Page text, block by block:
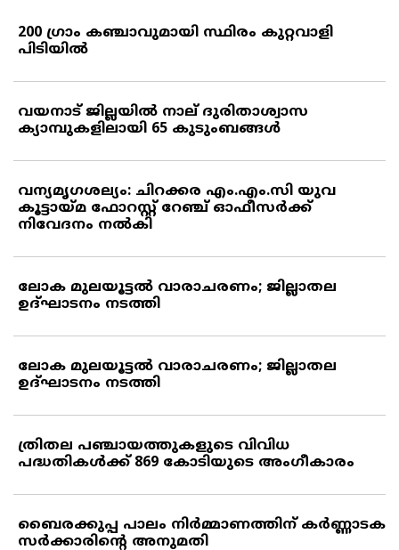
200 ഗ്രാം കഞ്ചാവുമായി സ്ഥിരം കുറ്റവാളി
പിടിയില്‍
വയനാട് ജില്ലയില്‍ നാല് ദുരിതാശ്വാസ
ക്യാമ്പുകളിലായി 65 കുടുംബങ്ങള്‍
വന്യമൃഗശല്യം: ചിറക്കര എം.എം.സി യുവ
കൂട്ടായ്മ ഫോറസ്റ്റ് റേഞ്ച് ഓഫീസര്‍ക്ക്
നിവേദനം നല്‍കി
ലോക മുലയൂട്ടല്‍ വാരാചരണം; ജില്ലാതല
ഉദ്ഘാടനം നടത്തി
ലോക മുലയൂട്ടല്‍ വാരാചരണം; ജില്ലാതല
ഉദ്ഘാടനം നടത്തി
ത്രിതല പഞ്ചായത്തുകളുടെ വിവിധ
പദ്ധതികള്‍ക്ക് 869 കോടിയുടെ അംഗീകാരം
ബൈരക്കുപ്പ പാലം നിര്‍മ്മാണത്തിന് കര്‍ണ്ണാടക
സര്‍ക്കാരിന്റെ അനുമതി